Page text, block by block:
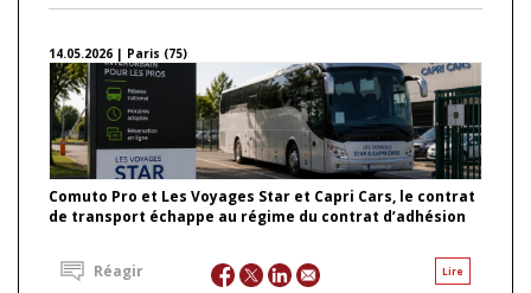
14.05.2026 | Paris (75)
Comuto Pro et Les Voyages Star et Capri Cars, le contrat
de transport échappe au régime du contrat d’adhésion
Lire
Réagir